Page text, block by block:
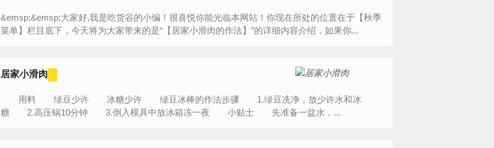
&emsp;&emsp;大家好,我是吃货谷的小编！很喜悦你能光临本网站！你现在所处的位置在于【秋季
菜单】栏目底下，今天将为大家带来的是“【居家小滑肉的作法】”的详细内容介绍，如果你...
居家小滑肉
用料 绿豆少许 冰糖少许 绿豆冰棒的作法步骤 1.绿豆冼净，放少许水和冰
糖 2.高压锅10分钟 3.倒入模具中放冰箱冻一夜 小贴士 先准备一盆水，...